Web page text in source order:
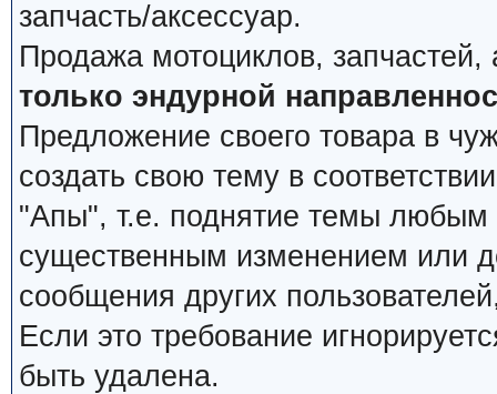
запчасть/аксессуар.
Продажа мотоциклов, запчастей,
только эндурной
Предложение своего товара в
создать свою тему в
"Апы", т.е. поднятие темы любым
существенным изменением или
сообщения других
Если это требование
быть удалена.